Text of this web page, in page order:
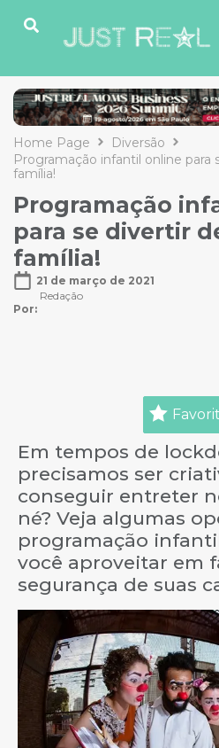
Home Page
Diversão
Programação infantil online para
família!
Programação
para se divertir
família!
21 de março de 2021
Por:
Redação
Em tempos de
precisamos ser
conseguir entreter
né? Veja algumas
programação
você aproveitar em
segurança de suas